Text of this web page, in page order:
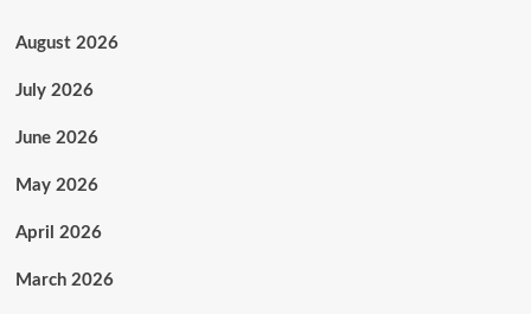
August 2026
July 2026
June 2026
May 2026
April 2026
March 2026